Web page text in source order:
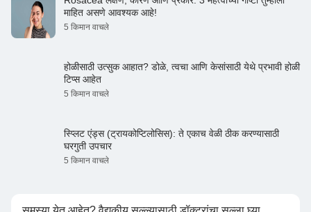
माहित असणे आवश्यक आहे!
5 किमान वाचले
होळीसाठी उत्सुक आहात? डोळे, त्वचा आणि केसांसाठी येथे प्रभावी होळी
टिप्स आहेत
5 किमान वाचले
स्प्लिट एंड्स (ट्रायकोप्टिलोसिस): ते एकाच वेळी ठीक करण्यासाठी
घरगुती उपचार
5 किमान वाचले